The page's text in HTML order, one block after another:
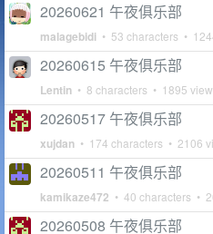
20260621 午夜俱乐部
malagebidi • 53 characters •
20260615 午夜俱乐部
Lentin • 8 characters • 1895
20260517 午夜俱乐部
xujdan • 174 characters • 2106
20260511 午夜俱乐部
kamikaze472 • 40 characters •
20260508 午夜俱乐部